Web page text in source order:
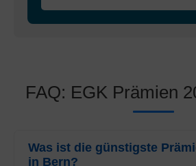
FAQ: EGK Prämien
Was ist die günstigste
in Bern?